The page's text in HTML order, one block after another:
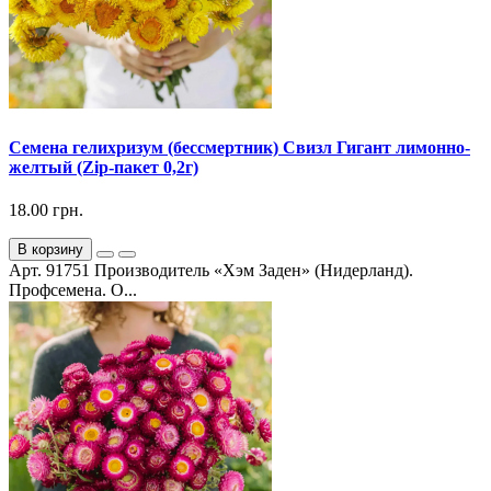
Семена гелихризум (бессмертник) Свизл Гигант лимонно-
желтый (Zip-пакет 0,2г)
18.00 грн.
В корзину
Арт. 91751 Производитель «Хэм Заден» (Нидерланд).
Профсемена. О...